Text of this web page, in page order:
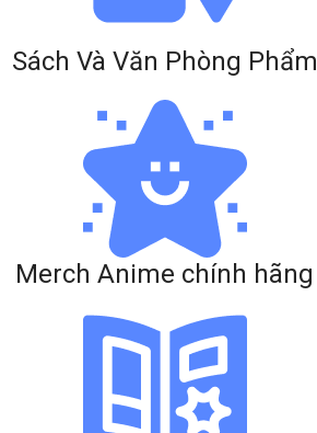
Sách Và Văn Phòng Phẩm
Merch Anime chính hãng